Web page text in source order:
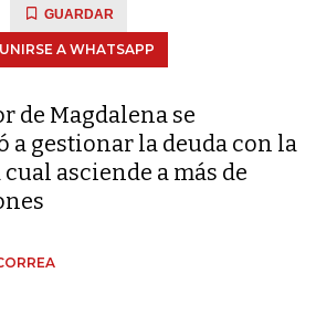
GUARDAR
UNIRSE A WHATSAPP
de Magdalena se
a gestionar la deuda con la
asciende a más de